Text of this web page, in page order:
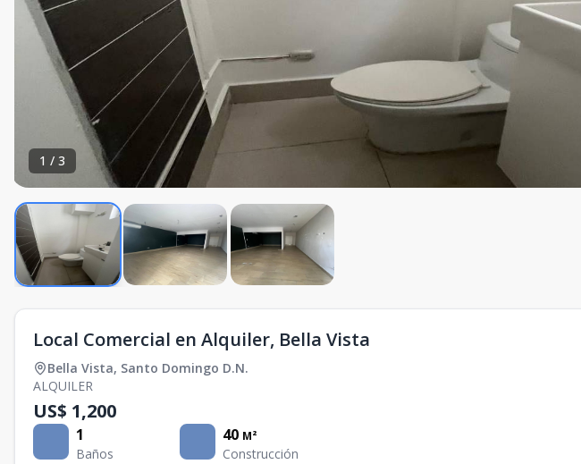
1 / 3
Local Comercial en Alquiler, Bella Vista
Bella Vista, Santo Domingo D.N.
ALQUILER
US$ 1,200
1
Baños
40 M²
Construcción